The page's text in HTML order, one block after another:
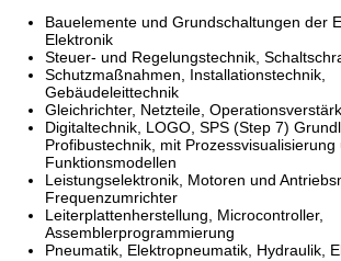
Bauelemente und Grundschaltungen der
Elektronik
Steuer- und Regelungstechnik,
Schutzmaßnahmen, Installationstechnik,
Gebäudeleittechnik
Gleichrichter, Netzteile,
Digitaltechnik, LOGO, SPS (Step 7)
Profibustechnik, mit Prozessvisualisierung
Funktionsmodellen
Leistungselektronik, Motoren und
Frequenzumrichter
Leiterplattenherstellung, Microcontroller,
Assemblerprogrammierung
Pneumatik, Elektropneumatik, Hydraulik,